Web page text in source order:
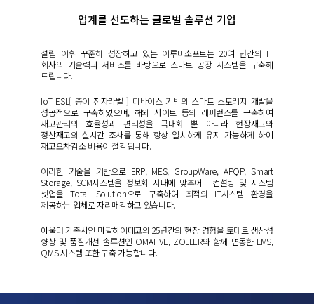
업계를 선도하는 글로벌 솔루션 기업
설립 이후 꾸준히 성장하고 있는 이루미소프트는 20여 년간의 IT
회사의 기술력과 서비스를 바탕으로 스마트 공장 시스템을 구축해
드립니다.
IoT ESL[ 종이 전자라벨 ] 디바이스 기반의 스마트 스토리지 개발을
성공적으로 구축하였으며, 해외 사이트 등의 레퍼런스를 구축하여
재고관리의 효율성과 편리성을 극대화 뿐 아니라 현장재고와
정산재고의 실시간 조사를 통해 항상 일치하게 유지 가능하게 하여
재고오차감소 비용이 절감됩니다.
이러한 기술을 기반으로 ERP, MES, GroupWare, APQP, Smart
Storage, SCM시스템을 정보화 시대에 맞추어 IT컨설팅 및 시스템
셋업을 Total Solution으로 구축하여 최적의 IT시스템 환경을
제공하는 업체로 자리매김하고 있습니다.
아울러 가족사인 마팔하이테코의 25년간의 현장 경험을 토대로 생산성
향상 및 품질개선 솔루션인 OMATIVE, ZOLLER와 함께 연동한 LMS,
QMS 시스템 또한 구축 가능합니다.